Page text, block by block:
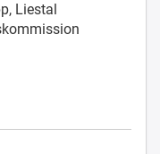
Liestal